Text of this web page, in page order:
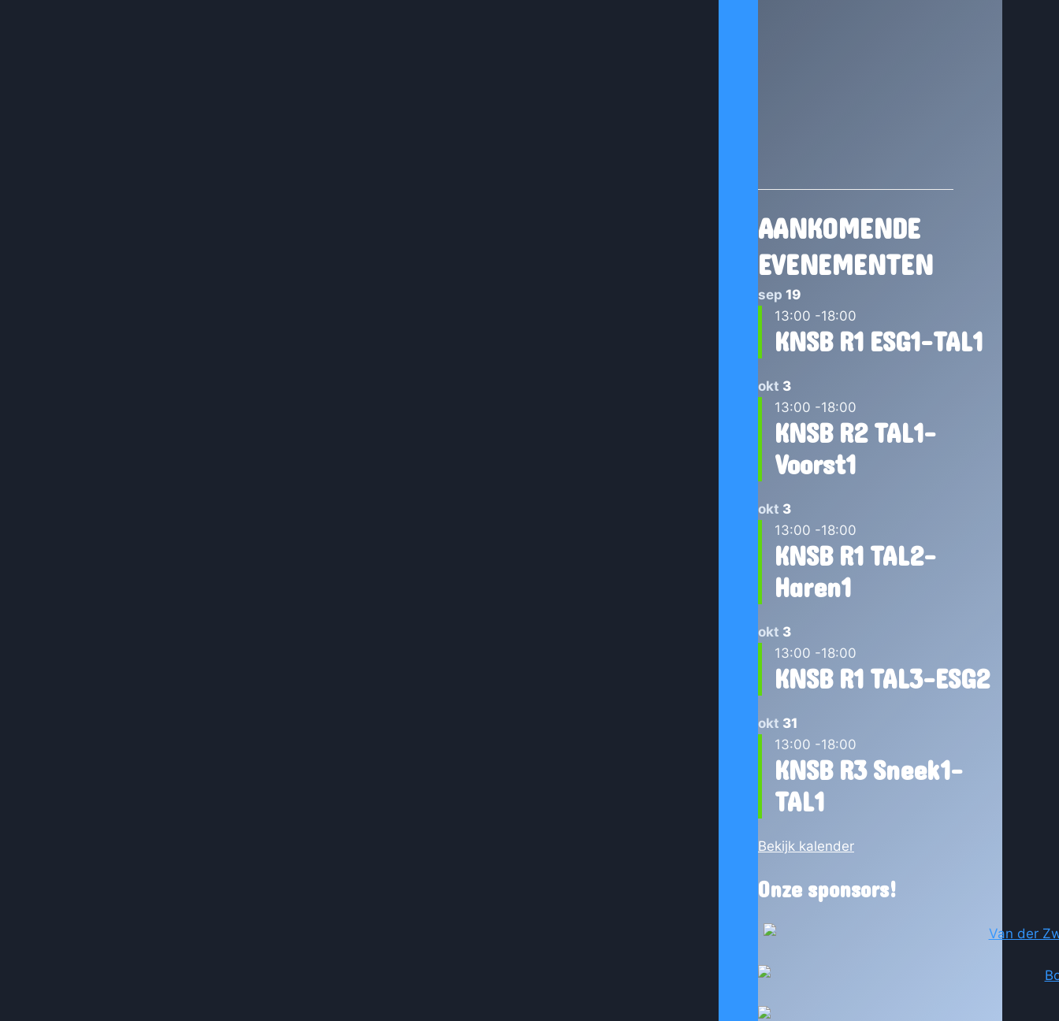
AANKOMENDE
EVENEMENTEN
sep 19
13:00 -18:00
KNSB R1 ESG1-TAL1
okt 3
13:00 -18:00
KNSB R2 TAL1-
Voorst1
okt 3
13:00 -18:00
KNSB R1 TAL2-
Haren1
okt 3
13:00 -18:00
KNSB R1 TAL3-ESG2
okt 31
13:00 -18:00
KNSB R3 Sneek1-
TAL1
Bekijk kalender
Onze sponsors!